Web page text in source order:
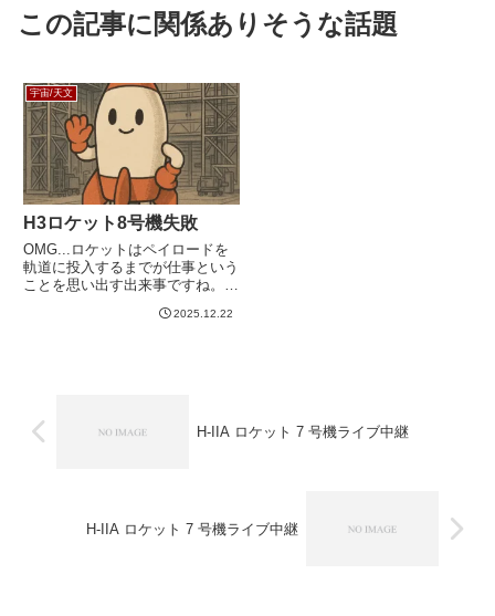
この記事に関係ありそうな話題
宇宙/天文
H3ロケット8号機失敗
OMG...ロケットはペイロードを
軌道に投入するまでが仕事という
ことを思い出す出来事ですね。
H3ロケットの開発責任者でJAXA
2025.12.22
H-IIA ロケット 7 号機ライブ中継
H-IIA ロケット 7 号機ライブ中継